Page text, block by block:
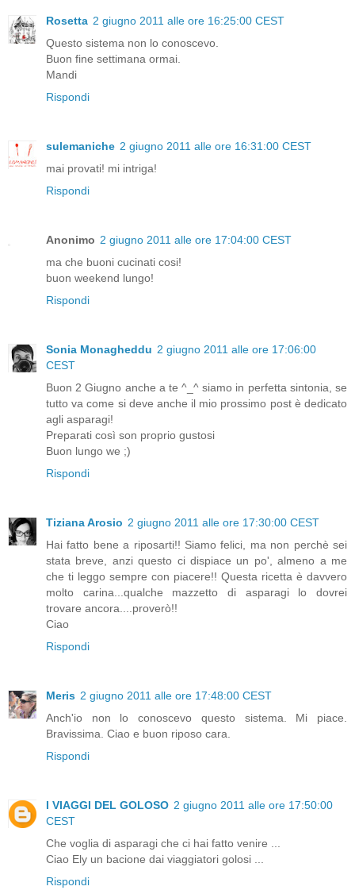
Rosetta 2 giugno 2011 alle ore 16:25:00 CEST
Questo sistema non lo conoscevo.
Buon fine settimana ormai.
Mandi
Rispondi
sulemaniche 2 giugno 2011 alle ore 16:31:00 CEST
mai provati! mi intriga!
Rispondi
Anonimo 2 giugno 2011 alle ore 17:04:00 CEST
ma che buoni cucinati cosi!
buon weekend lungo!
Rispondi
Sonia Monagheddu 2 giugno 2011 alle ore 17:06:00
CEST
Buon 2 Giugno anche a te ^_^ siamo in perfetta sintonia, se
tutto va come si deve anche il mio prossimo post è dedicato
agli asparagi!
Preparati così son proprio gustosi
Buon lungo we ;)
Rispondi
Tiziana Arosio 2 giugno 2011 alle ore 17:30:00 CEST
Hai fatto bene a riposarti!! Siamo felici, ma non perchè sei
stata breve, anzi questo ci dispiace un po', almeno a me
che ti leggo sempre con piacere!! Questa ricetta è davvero
molto carina...qualche mazzetto di asparagi lo dovrei
trovare ancora....proverò!!
Ciao
Rispondi
Meris 2 giugno 2011 alle ore 17:48:00 CEST
Anch'io non lo conoscevo questo sistema. Mi piace.
Bravissima. Ciao e buon riposo cara.
Rispondi
I VIAGGI DEL GOLOSO 2 giugno 2011 alle ore 17:50:00
CEST
Che voglia di asparagi che ci hai fatto venire ...
Ciao Ely un bacione dai viaggiatori golosi ...
Rispondi